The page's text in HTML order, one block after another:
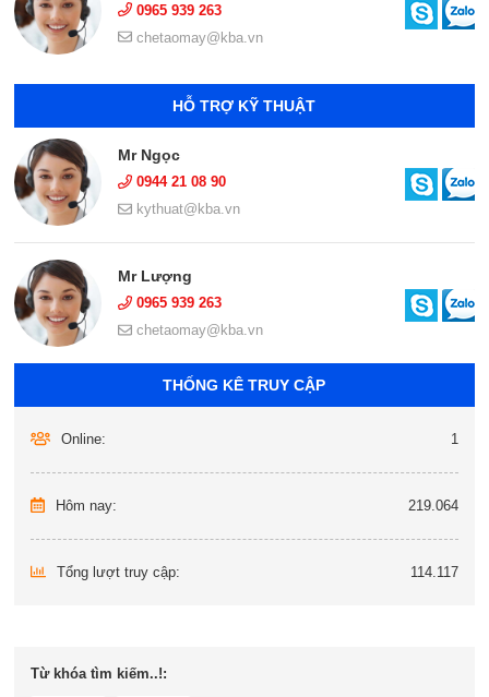
0965 939 263
chetaomay@kba.vn
HỖ TRỢ KỸ THUẬT
Mr Ngọc
0944 21 08 90
kythuat@kba.vn
Mr Lượng
0965 939 263
chetaomay@kba.vn
THỐNG KÊ TRUY CẬP
Online: 1
Hôm nay: 219.064
Tổng lượt truy cập: 114.117
Từ khóa tìm kiếm..!: